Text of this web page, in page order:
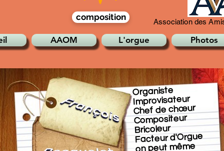
composition Association des
AAOM L'orgue Photos
Organiste
Improvisateur
Chef de chœur
Compositeur
Bricoleur
Facteur d'Orgue
on peut même